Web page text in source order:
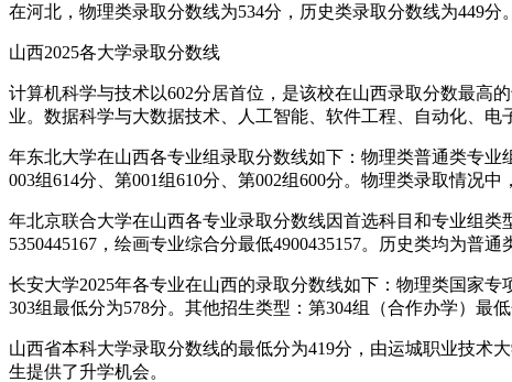
在河北，物理类录取分数线为534分，历史类录取分数线为449分。
山西2025各大学录取分数线
计算机科学与技术以602分居首位，是该校在山西录取分数最高
业。数据科学与大数据技术、人工智能、软件工程、自动化、电
年东北大学在山西各专业组录取分数线如下：物理类普通类专业
003组614分、第001组610分、第002组600分。物理类录取情况中
年北京联合大学在山西各专业录取分数线因首选科目和专业组
5350445167，绘画专业综合分最低4900435157。历史类均为普通
长安大学2025年各专业在山西的录取分数线如下：物理类国家
303组最低分为578分。其他招生类型：第304组（合作办学）最低
山西省本科大学录取分数线的最低分为419分，由运城职业技术
生提供了升学机会。